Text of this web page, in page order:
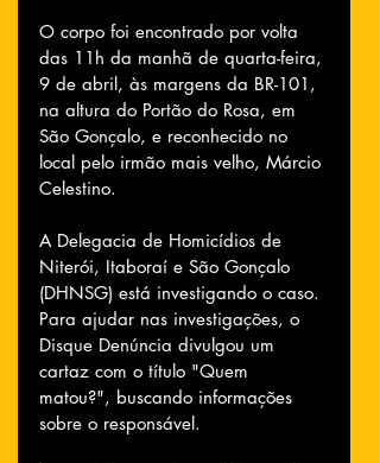
O corpo foi encontrado por volta
das 11h da manhã de quarta-feira,
9 de abril, às margens da BR-101,
na altura do Portão do Rosa, em
São Gonçalo, e reconhecido no
local pelo irmão mais velho, Márcio
Celestino.
A Delegacia de Homicídios de
Niterói, Itaboraí e São Gonçalo
(DHNSG) está investigando o caso.
Para ajudar nas investigações, o
Disque Denúncia divulgou um
cartaz com o título "Quem
matou?", buscando informações
sobre o responsável.